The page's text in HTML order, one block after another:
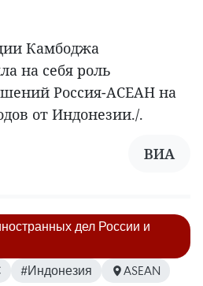
Камбоджа
на себя роль
Россия-АСЕАН на
от Индонезии./.
ВИА
дел России и
#Индонезия ASEAN